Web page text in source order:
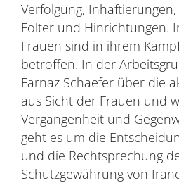
Verfolgung,
Folter und Hinrichtungen.
Frauen sind in ihrem
betroffen. In der
Farnaz Schaefer über die
aus Sicht der Frauen und
Vergangenheit und
geht es um die
und die Rechtsprechung
Schutzgewährung von